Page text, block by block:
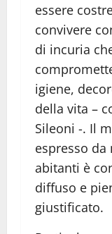
essere
convivere
di incuria
igiene,
della vita –
Sileoni -. Il
espresso da
abitanti è
diffuso e
giustificato.